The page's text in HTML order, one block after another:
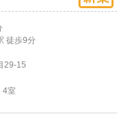
徒歩9分
29-15
4室